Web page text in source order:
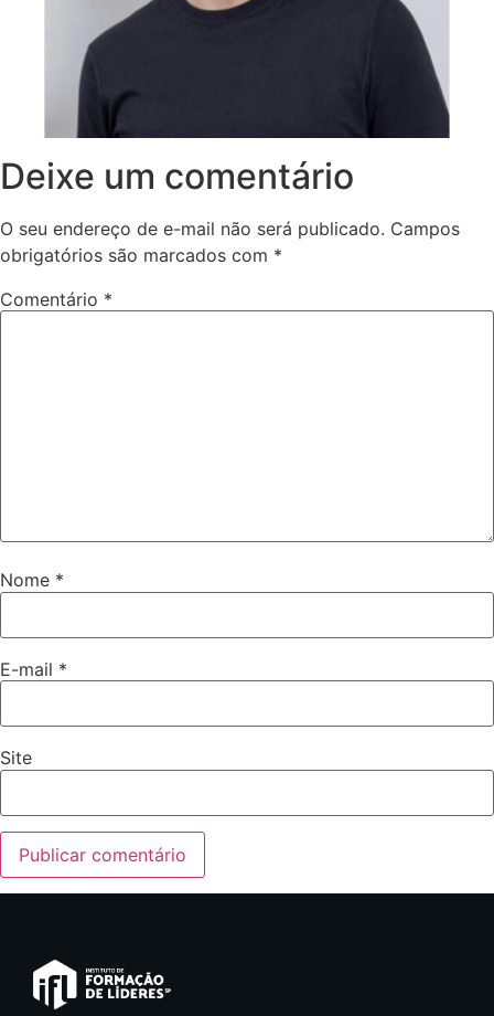
Deixe um comentário
O seu endereço de e-mail não será publicado. Campos
obrigatórios são marcados com *
Comentário *
Nome *
E-mail *
Site